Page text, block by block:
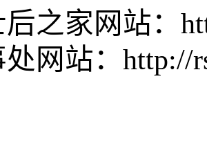
之家网站：
网站：http://